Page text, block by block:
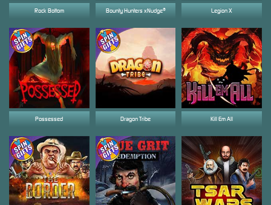
Kill Em All
Rock Bottom Bounty Hunters xNudge®
Dragon Tribe
Possessed
Legion X